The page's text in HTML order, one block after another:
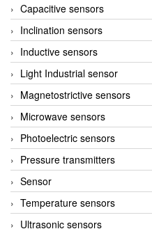
Capacitive sensors
Inclination sensors
Inductive sensors
Light Industrial sensor
Magnetostrictive sensors
Microwave sensors
Photoelectric sensors
Pressure transmitters
Sensor
Temperature sensors
Ultrasonic sensors